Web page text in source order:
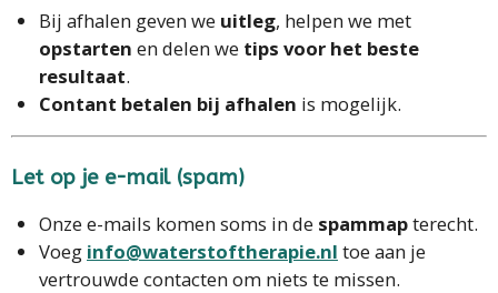
Bij afhalen geven we uitleg, helpen we met
opstarten en delen we tips voor het beste
resultaat.
Contant betalen bij afhalen is mogelijk.
Let op je e-mail (spam)
Onze e-mails komen soms in de spammapterecht.
Voeg info@waterstoftherapie.nl toe aan je
vertrouwde contacten om niets te missen.